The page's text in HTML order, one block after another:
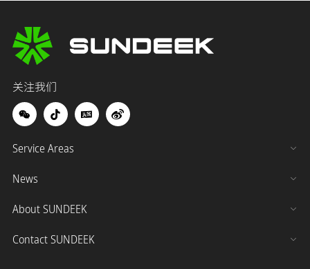
关注我们
Service Areas
News
About SUNDEEK
Contact SUNDEEK